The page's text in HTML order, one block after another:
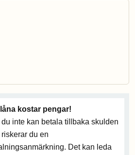
kostar pengar!
du inte kan betala tillbaka skulden
riskerar du en
Det kan leda